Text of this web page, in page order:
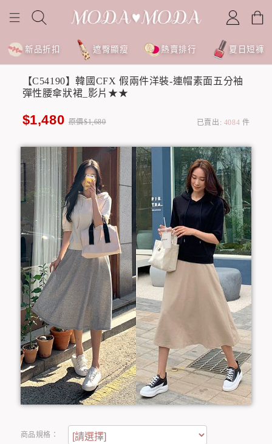
新品折扣 遮臀顯瘦 熱賣排行 夏日短褲
【C54190】韓國CFX 假兩件洋裝-連帽素面五分袖
彈性腰傘狀裙_影片★★
$1,480 原價$1,680 已賣出: 4084 件
商品規格：